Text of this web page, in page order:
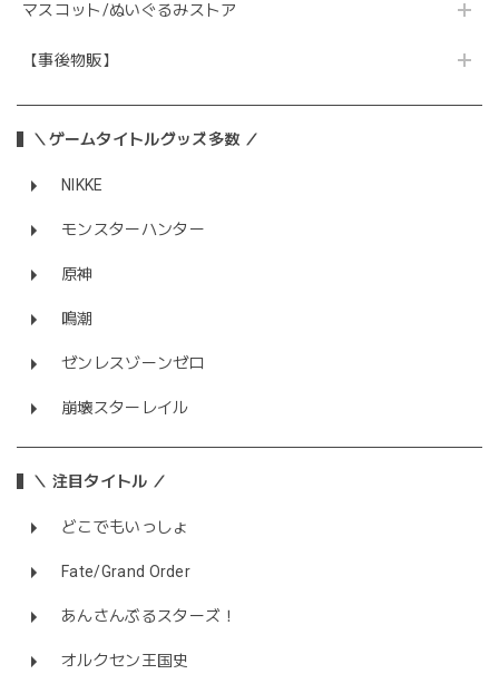
マスコット/ぬいぐるみストア
【事後物販】
＼ゲームタイトルグッズ多数 ／
NIKKE
モンスターハンター
原神
鳴潮
ゼンレスゾーンゼロ
崩壊スターレイル
＼ 注目タイトル ／
どこでもいっしょ
Fate/Grand Order
あんさんぶるスターズ！
オルクセン王国史